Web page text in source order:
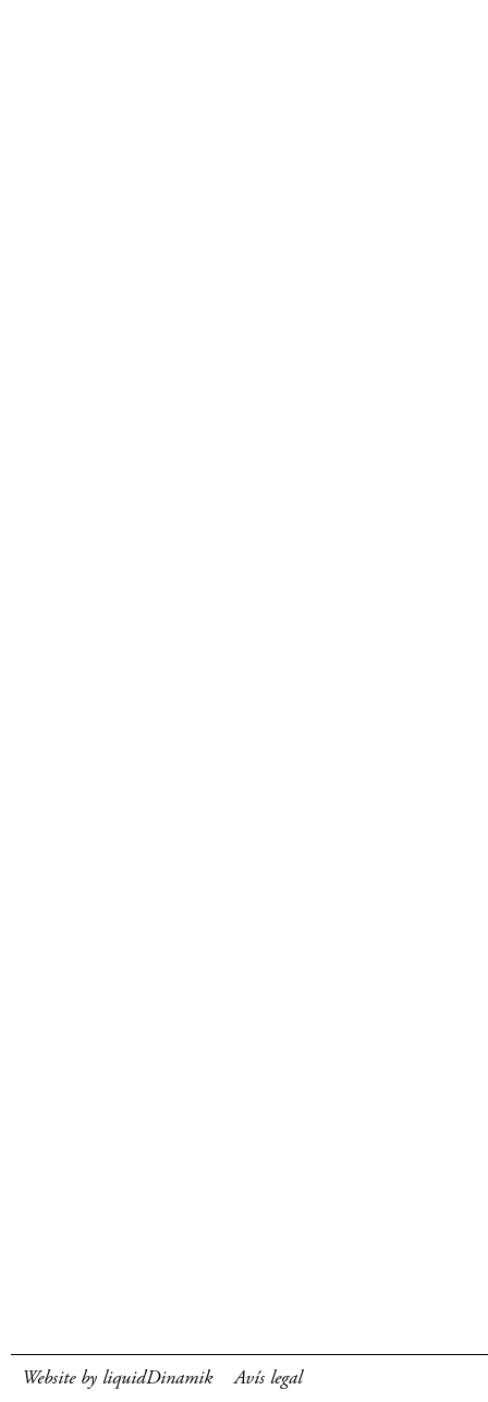
Website by liquidDinamik Avís legal